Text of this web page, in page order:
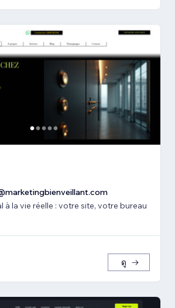
à la vie réelle : votre site, votre bureau
ดู